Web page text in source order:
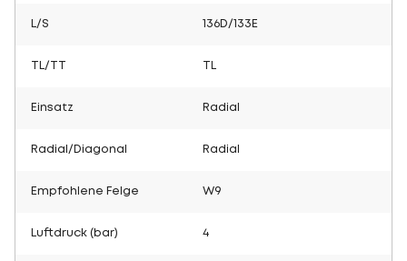
L/S 136D/133E
TL/TT
Einsatz Radial
Radial/Diagonal Radial
Empfohlene Felge W9
Luftdruck (bar) 4